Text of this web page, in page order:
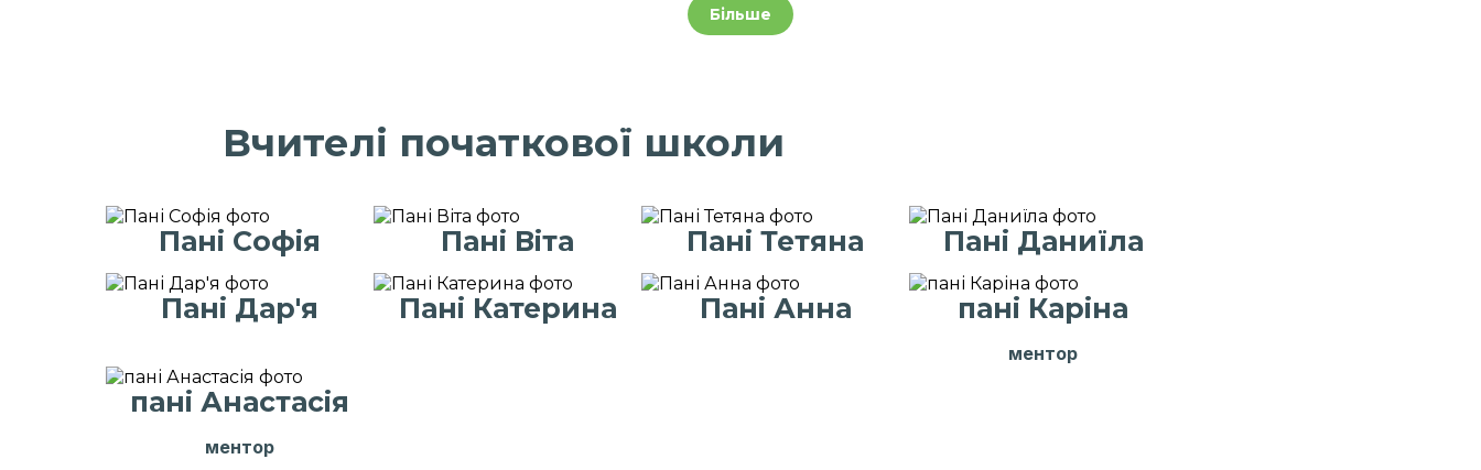
Більше
Вчителі початкової школи
Пані Софія Пані Віта Пані Тетяна Пані Даниїла
Пані Дар'я Пані Катерина Пані Анна пані Каріна
ментор
пані Анастасія
ментор